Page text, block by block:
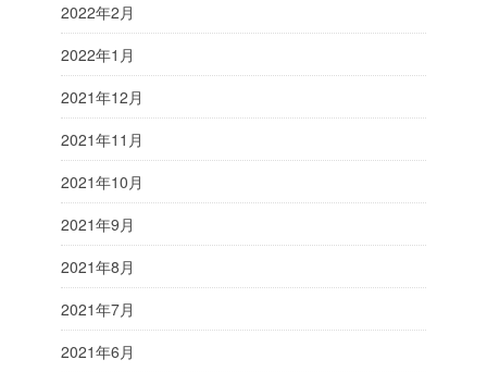
2022年2月
2022年1月
2021年12月
2021年11月
2021年10月
2021年9月
2021年8月
2021年7月
2021年6月